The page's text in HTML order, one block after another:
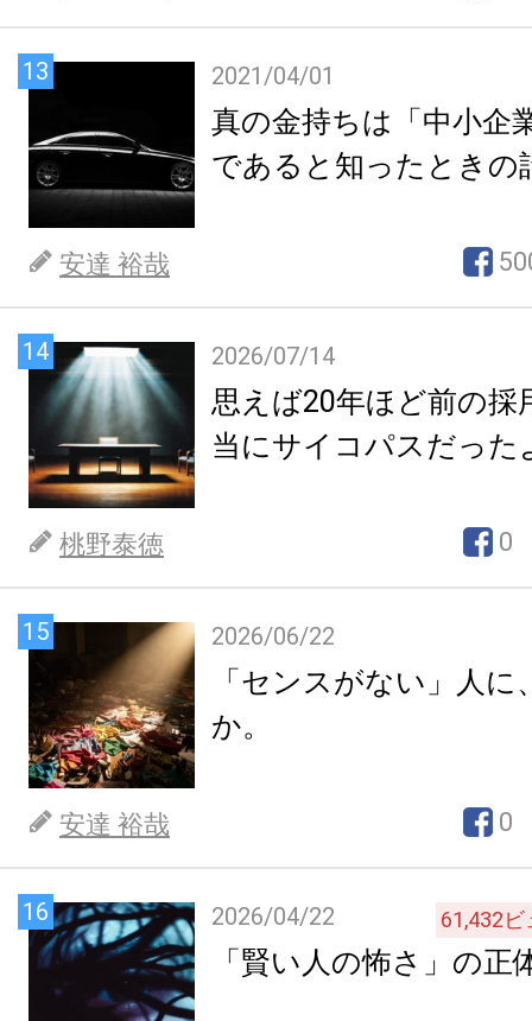
13 2021/04/01
真の金持ちは「中小企
であると知ったときの
安達 裕哉
14 2026/07/14
思えば20年ほど前の採
当にサイコパスだった
桃野泰徳 0
15 2026/06/22
「センスがない」人
か。
安達 裕哉 0
16 2026/04/22 61,432ビ
「賢い人の怖さ」の正